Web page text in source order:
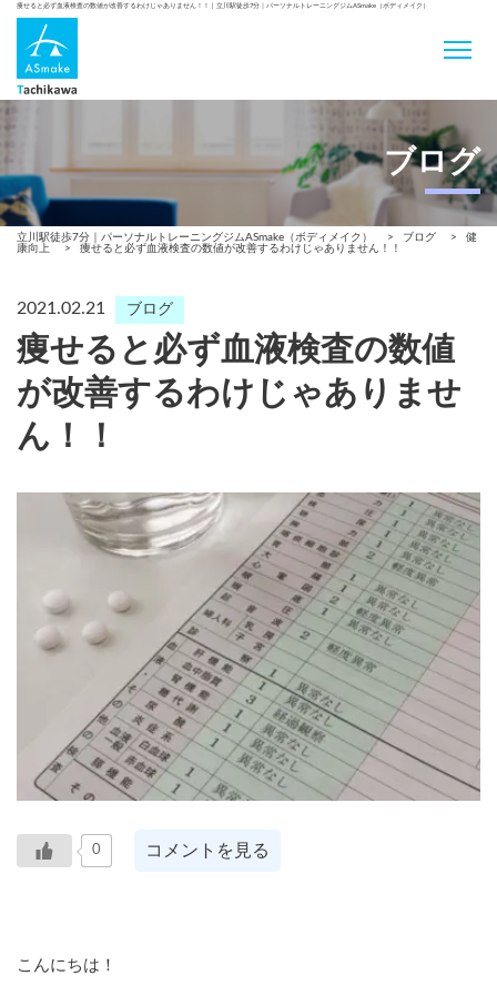
痩せると必ず血液検査の数値が改善するわけじゃありません！！ | 立川駅徒歩7分｜パーソナルトレーニングジムASmake（ボディメイク）
ブログ
立川駅徒歩7分｜パーソナルトレーニングジムASmake（ボディメイク） > ブログ >
健
康向上
> 痩せると必ず血液検査の数値が改善するわけじゃありません！！
2021.02.21 ブログ
痩せると必ず血液検査の数値
が改善するわけじゃありませ
ん！！
0 コメントを見る
こんにちは！